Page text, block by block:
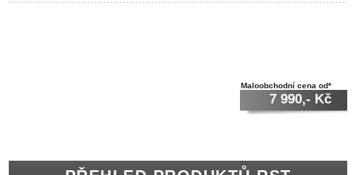
Maloobchodní cena od*
7 990,- Kč